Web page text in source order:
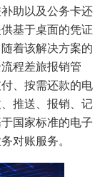
助以及公务卡还
基于桌面的凭证
着该解决方案的
程差旅报销管
、按需还款的电
推送、报销、记
国家标准的电子
对账服务。